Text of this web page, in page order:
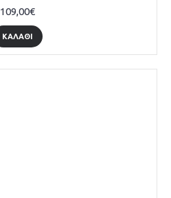
109,00€
ΚΑΛΆΘΙ